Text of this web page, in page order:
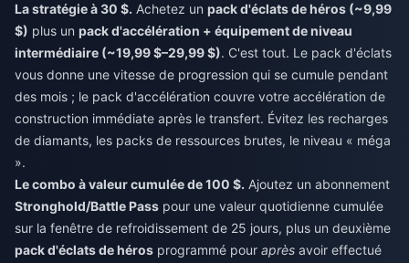
La stratégie à 30 $. Achetez un pack d'éclats de héros (~9,99
$) plus un pack d'accélération + équipement de niveau
intermédiaire (~19,99 $–29,99 $). C'est tout. Le pack d'éclats
vous donne une vitesse de progression qui se cumule pendant
des mois ; le pack d'accélération couvre votre accélération de
construction immédiate après le transfert. Évitez les recharges
de diamants, les packs de ressources brutes, le niveau « méga
».
Le combo à valeur cumulée de 100 $. Ajoutez un abonnement
Stronghold/Battle Pass pour une valeur quotidienne cumulée
sur la fenêtre de refroidissement de 25 jours, plus un deuxième
pack d'éclats de héros programmé pour après avoir effectué